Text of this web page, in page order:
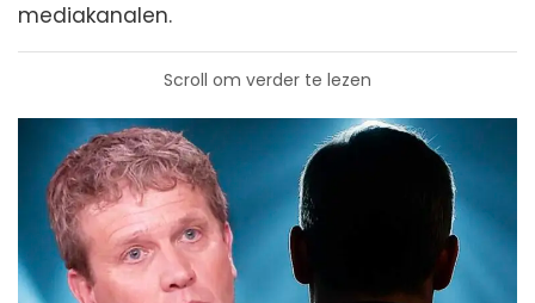
mediakanalen.
Scroll om verder te lezen